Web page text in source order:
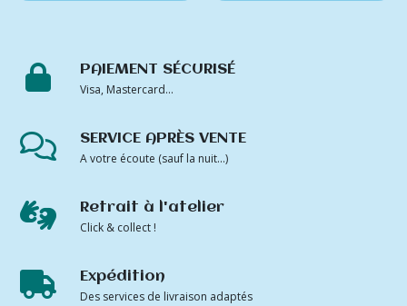
PAIEMENT SÉCURISÉ
Visa, Mastercard...
SERVICE APRÈS VENTE
A votre écoute (sauf la nuit...)
Retrait à l'atelier
Click & collect !
Expédition
Des services de livraison adaptés